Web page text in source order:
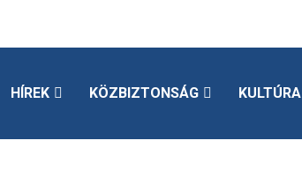
HÍREK KÖZBIZTONSÁG KULTÚRA